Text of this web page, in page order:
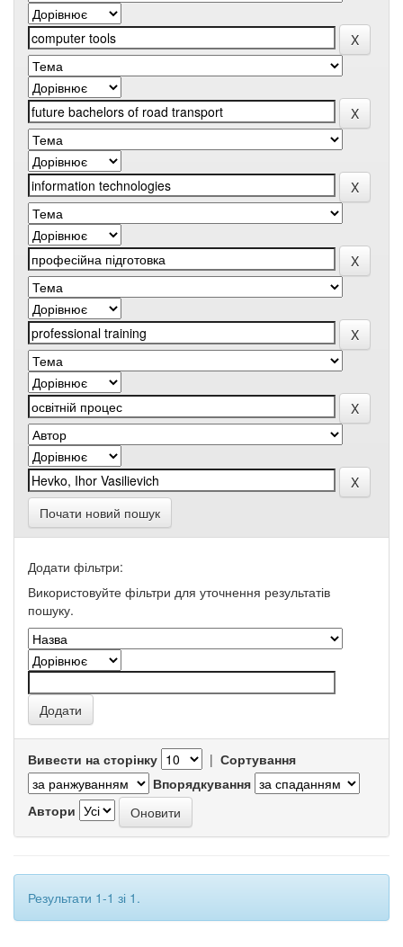
Почати новий пошук
Додати фільтри:
Використовуйте фільтри для уточнення результатів
пошуку.
Вивести на сторінку | Сортування
Впорядкування
Автори
Результати 1-1 зі 1.